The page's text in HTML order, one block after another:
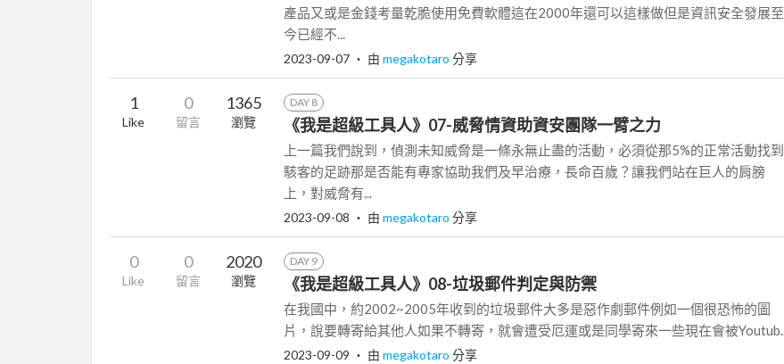
產品又或是金錢考量乾脆使用免費軟體這在2000年還可以這樣做但是資訊安全發展至
今已經不...
2023-09-07 ‧ 由 megakotaro 分享
1
Like
0
留言
1365
瀏覽
DAY 8
《我是超級工具人》07-威脅情資助資安團隊一臂之力
上一篇我們說到，偵測未知威脅是一條永無止盡的活動，必須從那5%的正常活動找到
駭客的足跡那是否能有專家協助我們及早治療，長命百歲？讓我們站在巨人的肩膀
上，對威脅有...
2023-09-08 ‧ 由 megakotaro 分享
0
Like
0
留言
2020
瀏覽
DAY 9
《我是超級工具人》08-垃圾郵件判定與防禦
在我國中，約2002~2005年收到的垃圾郵件大多是惡作劇郵件例如一個很恐怖的圖
片，說要轉寄給其他人如果不轉寄，就會遭受厄運或是同學寄來一些現在會被Youtub...
2023-09-09 ‧ 由 megakotaro 分享